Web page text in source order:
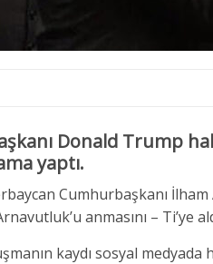
Donald Trump
yaptı.
Cumhurbaşkanı
anmasını – Ti’ye
kaydı sosyal medyada